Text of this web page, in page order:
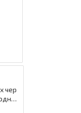
чер